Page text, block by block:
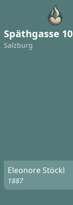
Späthgasse 10
Salzburg
Eleonore Stöckl
1887